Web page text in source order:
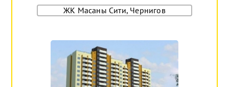
ЖК Масаны Сити, Чернигов